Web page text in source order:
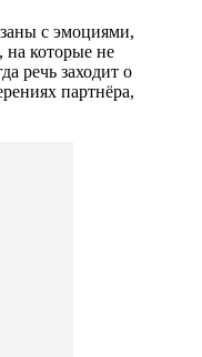
с эмоциями,
которые не
речь заходит о
партнёра,